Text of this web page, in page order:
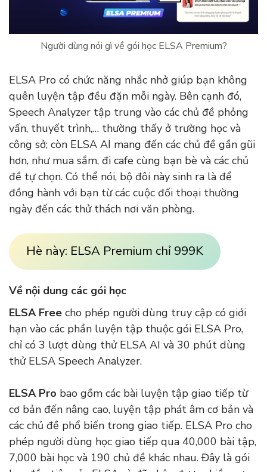
Người dùng nói gì về gói học ELSA Premium?
ELSA Pro có chức năng nhắc nhở giúp bạn không
quên luyện tập đều đặn mỗi ngày. Bên cạnh đó,
Speech Analyzer tập trung vào các chủ đề phỏng
vấn, thuyết trình,… thường thấy ở trường học và
công sở; còn ELSA AI mang đến các chủ đề gần gũi
hơn, như mua sắm, đi cafe cùng bạn bè và các chủ
đề tự chọn. Có thể nói, bộ đôi này sinh ra là để
đồng hành với bạn từ các cuộc đối thoại thường
ngày đến các thử thách nơi văn phòng.
Hè này: ELSA Premium chỉ 999K
Về nội dung các gói học
ELSA Free cho phép người dùng truy cập có giới
hạn vào các phần luyện tập thuộc gói ELSA Pro,
chỉ có 3 lượt dùng thử ELSA AI và 30 phút dùng
thử ELSA Speech Analyzer.
ELSA Pro bao gồm các bài luyện tập giao tiếp từ
cơ bản đến nâng cao, luyện tập phát âm cơ bản và
các chủ đề phổ biến trong giao tiếp. ELSA Pro cho
phép người dùng học giao tiếp qua 40,000 bài tập,
7,000 bài học và 190 chủ đề khác nhau. Đây là gói